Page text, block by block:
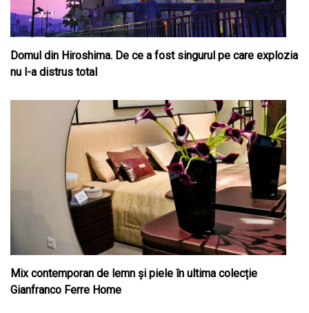
Domul din Hiroshima. De ce a fost singurul pe care explozia
nu l-a distrus total
Mix contemporan de lemn şi piele în ultima colecție
Gianfranco Ferre Home